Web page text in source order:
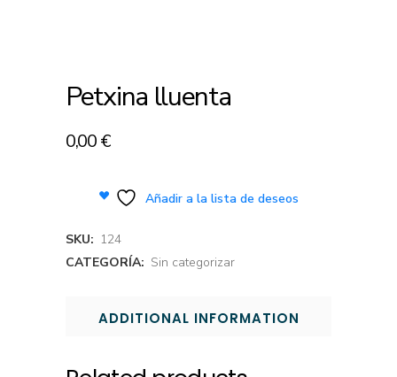
Petxina lluenta
0,00€
Añadir a la lista de deseos
SKU: 124
CATEGORÍA: Sin categorizar
ADDITIONAL INFORMATION